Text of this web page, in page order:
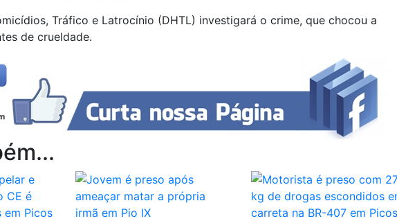
Tráfico e Latrocínio (DHTL) investigará o crime, que chocou a
de crueldade.